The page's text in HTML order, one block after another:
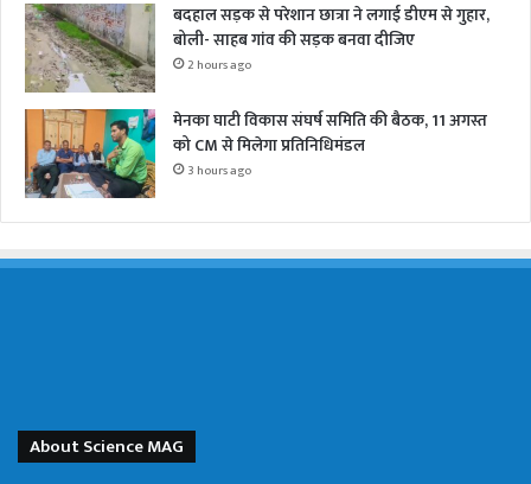
बदहाल सड़क से परेशान छात्रा ने लगाई डीएम से गुहार,
बोली- साहब गांव की सड़क बनवा दीजिए
2 hours ago
मेनका घाटी विकास संघर्ष समिति की बैठक, 11 अगस्त
को CM से मिलेगा प्रतिनिधिमंडल
3 hours ago
About Science MAG